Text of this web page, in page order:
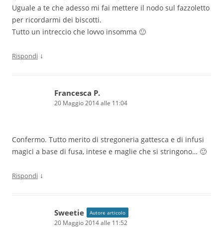
Uguale a te che adesso mi fai mettere il nodo sul fazzoletto
per ricordarmi dei biscotti.
Tutto un intreccio che lovvo insomma 🙂
Rispondi ↓
Francesca P.
20 Maggio 2014 alle 11:04
Confermo. Tutto merito di stregoneria gattesca e di infusi
magici a base di fusa, intese e maglie che si stringono… 🙂
Rispondi ↓
Sweetie Autore articolo
20 Maggio 2014 alle 11:52